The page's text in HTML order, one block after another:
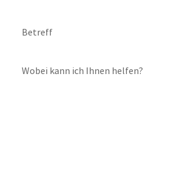
Betreff
Wobei kann ich Ihnen helfen?